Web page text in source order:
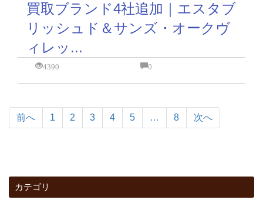
買取ブランド4社追加｜エスタブ
リッシュド＆サンズ・オークヴ
ィレッ...
4390 0
前へ 1 2 3 4 5 … 8 次へ
カテゴリ